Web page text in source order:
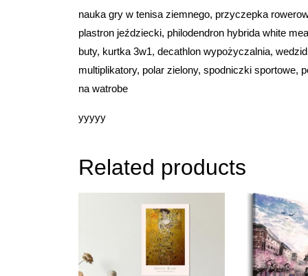
nauka gry w tenisa ziemnego, przyczepka
plastron jeździecki, philodendron hybrida white
buty, kurtka 3w1, decathlon wypożyczalnia,
multiplikatory, polar zielony, spodniczki sportowe,
na watrobe
yyyyy
Related products